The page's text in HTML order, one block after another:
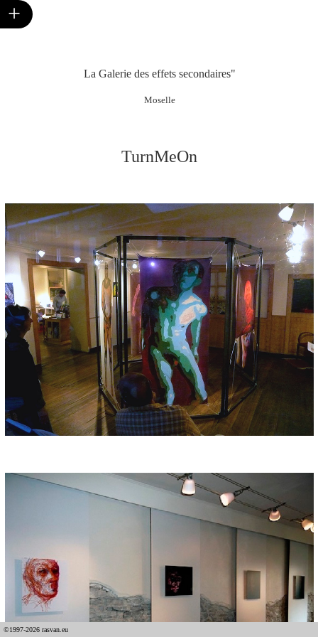
La Galerie des effets secondaires"
Moselle
TurnMeOn
+
©1997-2026 rasvan.eu